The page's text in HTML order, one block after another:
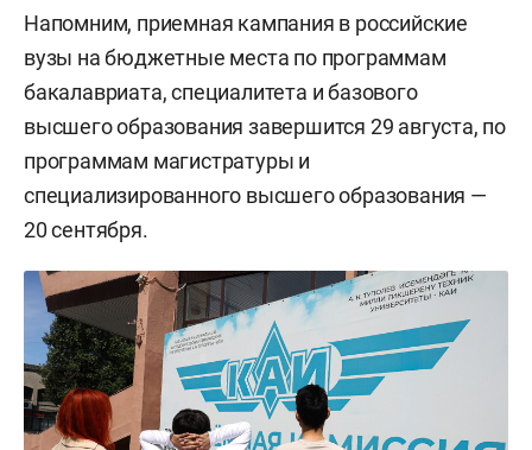
Напомним, приемная кампания в российские
вузы на бюджетные места по программам
бакалавриата, специалитета и базового
высшего образования завершится 29 августа, по
программам магистратуры и
специализированного высшего образования —
20 сентября.